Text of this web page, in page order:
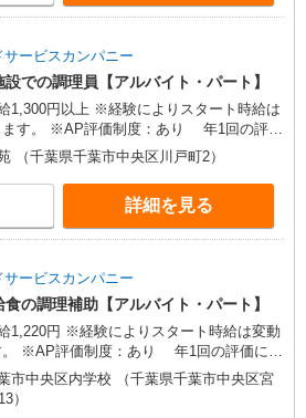
ービスカンパニー
設での調理員【アルバイト・パート】
円以上 ※経験によりスタート時給は
ます。 ※AP評価制度：あり 年1回の評価
時給を見直します。 ※アルバイト賞与（寸
あり 年2回。勤続年数により金額UP。
（千葉県千葉市中央区川戸町2）
詳細を見る
ービスカンパニー
食の調理補助【アルバイト・パート】
※経験によりスタート時給は変動
。 ※AP評価制度：あり 年1回の評価によ
を見直します。 ※アルバイト賞与（寸
あり 年2回。勤続年数により金額UP。
市中央区内学校 （千葉県千葉市中央区宮
）